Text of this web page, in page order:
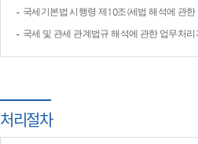
국세기본법 시행령 제10조(세법 해석에 관
국세 및 관세 관계법규 해석에 관한 업무처
처리절차